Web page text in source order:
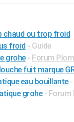
ou trop froid
froid - Guide
grohe - Forum
fuit marque
eau bouillante -
grohe - Forum